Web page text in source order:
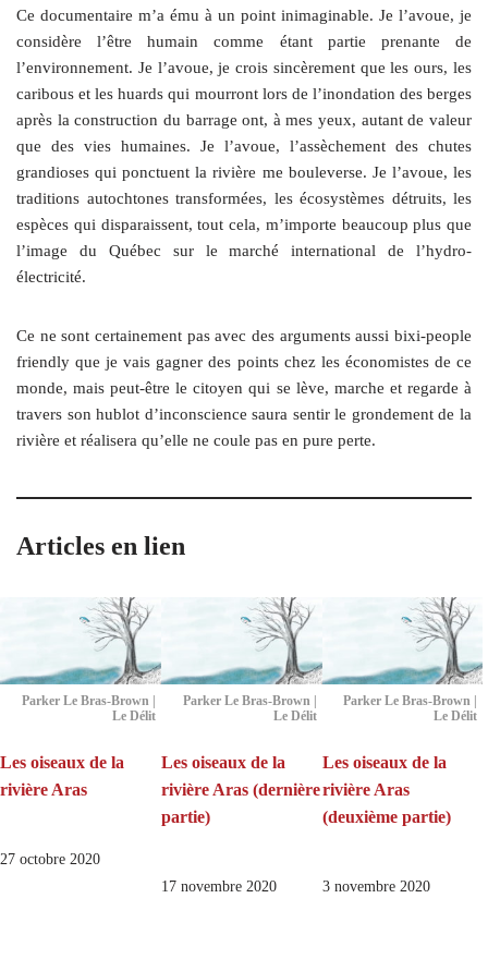
Ce documentaire m’a ému à un point inimaginable. Je l’avoue, je
considère l’être humain comme étant partie prenante de
l’environnement. Je l’avoue, je crois sincèrement que les ours, les
caribous et les huards qui mourront lors de l’inondation des berges
après la construction du barrage ont, à mes yeux, autant de valeur
que des vies humaines. Je l’avoue, l’assèchement des chutes
grandioses qui ponctuent la rivière me bouleverse. Je l’avoue, les
traditions autochtones transformées, les écosystèmes détruits, les
espèces qui disparaissent, tout cela, m’importe beaucoup plus que
l’image du Québec sur le marché international de l’hydro-
électricité.
Ce ne sont certainement pas avec des arguments aussi bixi-people
friendly que je vais gagner des points chez les économistes de ce
monde, mais peut-être le citoyen qui se lève, marche et regarde à
travers son hublot d’inconscience saura sentir le grondement de la
rivière et réalisera qu’elle ne coule pas en pure perte.
Articles en lien
Parker Le Bras-Brown |
Le Délit
Les oiseaux de la
rivière Aras
27 octobre 2020
Parker Le Bras-Brown |
Le Délit
Les oiseaux de la
rivière Aras (dernière
partie)
17 novembre 2020
Parker Le Bras-Brown |
Le Délit
Les oiseaux de la
rivière Aras
(deuxième partie)
3 novembre 2020